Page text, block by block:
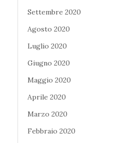
Settembre 2020
Agosto 2020
Luglio 2020
Giugno 2020
Maggio 2020
Aprile 2020
Marzo 2020
Febbraio 2020